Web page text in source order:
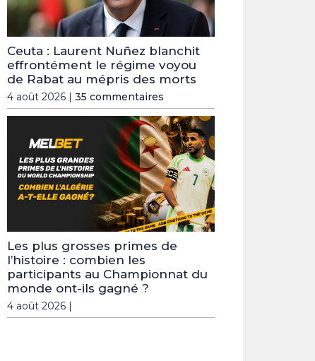
Ceuta : Laurent Nuñez blanchit
effrontément le régime voyou
de Rabat au mépris des morts
4 août 2026 | 35 commentaires
Les plus grosses primes de
l’histoire : combien les
participants au Championnat du
monde ont-ils gagné ?
4 août 2026 |